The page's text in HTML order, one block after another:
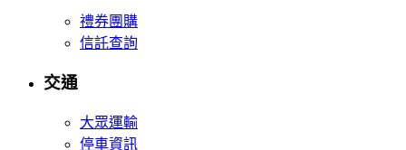
禮券團購
信託查詢
交通
大眾運輸
停車資訊